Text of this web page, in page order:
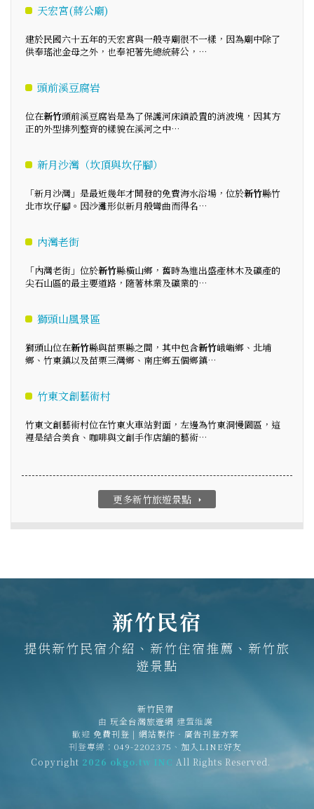
天宏宮(蔣公廟)
建於民國六十五年的天宏宮與一般寺廟很不一樣，因為廟中除了
供奉瑤池金母之外，也奉祀著先總統蔣公，…
頭前溪豆腐岩
位在新竹頭前溪豆腐岩是為了保護河床鎖設置的消波塊，因其方
正的外型排列整齊的樣貌在溪河之中…
新月沙灣（坎頂與坎仔腳）
「新月沙灣」是最近幾年才開發的免費海水浴場，位於新竹縣竹
北市坎仔腳。因沙灘形似新月般彎曲而得名…
內灣老街
「內灣老街」位於新竹縣橫山鄉，舊時為進出盛產林木及礦產的
尖石山區的最主要道路，隨著林業及礦業的…
獅頭山風景區
獅頭山位在新竹縣與苗栗縣之間，其中包含新竹峨嵋鄉、北埔
鄉、竹東鎮以及苗栗三灣鄉、南庄鄉五個鄉鎮…
竹東文創藝術村
竹東文創藝術村位在竹東火車站對面，左邊為竹東洞慢園區，這
裡是結合美食、咖啡與文創手作店舖的藝術…
更多新竹旅遊景點 arrow_right
新竹民宿
提供新竹民宿介紹、新竹住宿推薦、新竹旅
遊景點
新竹民宿
由 玩全台灣旅遊網 建置維護
歡迎 免費刊登 | 網站製作‧廣告刊登方案
刊登專線： 049-2202375 、 加入LINE好友
Copyright 2026 okgo.tw INC All Rights Reserved.